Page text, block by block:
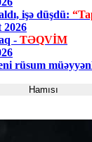
işə düşdü:
2026
- TƏQVİM
rüsum
Hamısı